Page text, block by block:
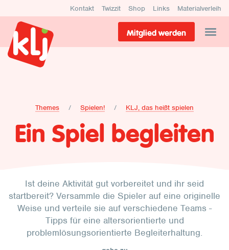
Kontakt Twizzit Shop Links Materialverleih
Mitglied werden
Themes Spielen! KLJ, das heißt spielen
Ein Spiel begleiten
Ist deine Aktivität gut vorbereitet und ihr seid
startbereit? Versammle die Spieler auf eine originelle
Weise und verteile sie auf verschiedene Teams -
Tipps für eine altersorientierte und
problemlösungsorientierte Begleiterhaltung.